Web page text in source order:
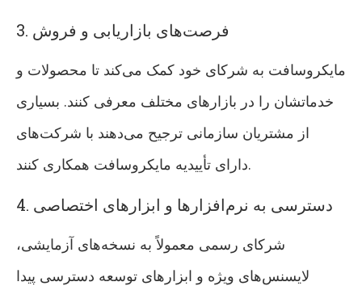
3. فرصت‌های بازاریابی و فروش
مایکروسافت به شرکای خود کمک می‌کند تا محصولات و
خدماتشان را در بازارهای مختلف معرفی کنند. بسیاری
از مشتریان سازمانی ترجیح می‌دهند با شرکت‌های
دارای تأییدیه مایکروسافت همکاری کنند.
4. دسترسی به نرم‌افزارها و ابزارهای اختصاصی
شرکای رسمی معمولاً به نسخه‌های آزمایشی،
لایسنس‌های ویژه و ابزارهای توسعه دسترسی پیدا